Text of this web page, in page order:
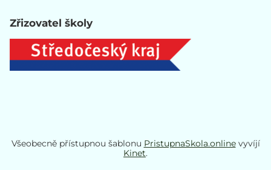
Zřizovatel školy
Všeobecně přístupnou šablonu PristupnaSkola.onlinevyvíjí
Kinet.